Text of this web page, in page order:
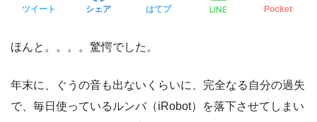
ツイート シェア はてブ LINE Pocket
ほんと。。。。驚愕でした。
年末に、ぐうの音も出ないくらいに、完全なる自分の過失
で、毎日使っているルンバ（iRobot）を落下させてしまい